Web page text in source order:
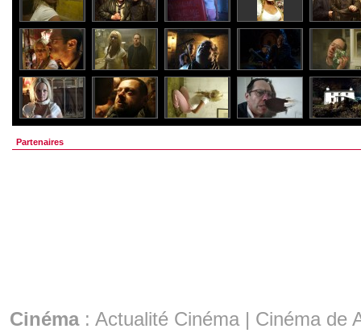
Partenaires
Cinéma: Actualité Cinéma | Cinéma de